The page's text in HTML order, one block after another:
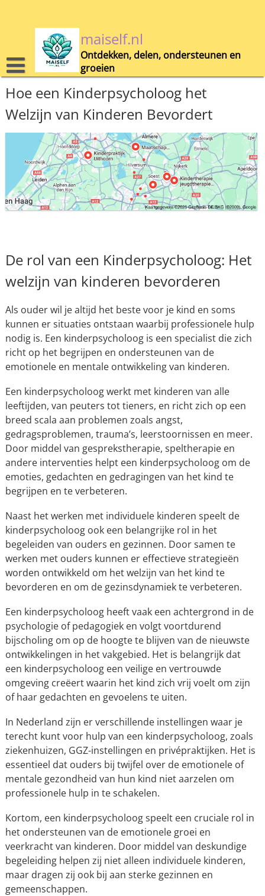
maiself.nl
Ontdekken, delen, ondersteunen en
groeien
Hoe een Kinderpsycholoog het
Welzijn van Kinderen Bevordert
De rol van een Kinderpsycholoog: Het
welzijn van kinderen bevorderen
Als ouder wil je altijd het beste voor je kind en soms
kunnen er situaties ontstaan waarbij professionele hulp
nodig is. Een kinderpsycholoog is een specialist die zich
richt op het begrijpen en ondersteunen van de
emotionele en mentale ontwikkeling van kinderen.
Een kinderpsycholoog werkt met kinderen van alle
leeftijden, van peuters tot tieners, en richt zich op een
breed scala aan problemen zoals angst,
gedragsproblemen, trauma’s, leerstoornissen en meer.
Door middel van gesprekstherapie, speltherapie en
andere interventies helpt een kinderpsycholoog om de
emoties, gedachten en gedragingen van het kind te
begrijpen en te verbeteren.
Naast het werken met individuele kinderen speelt de
kinderpsycholoog ook een belangrijke rol in het
begeleiden van ouders en gezinnen. Door samen te
werken met ouders kunnen er effectieve strategieën
worden ontwikkeld om het welzijn van het kind te
bevorderen en om de gezinsdynamiek te verbeteren.
Een kinderpsycholoog heeft vaak een achtergrond in de
psychologie of pedagogiek en volgt voortdurend
bijscholing om op de hoogte te blijven van de nieuwste
ontwikkelingen in het vakgebied. Het is belangrijk dat
een kinderpsycholoog een veilige en vertrouwde
omgeving creëert waarin het kind zich vrij voelt om zijn
of haar gedachten en gevoelens te uiten.
In Nederland zijn er verschillende instellingen waar je
terecht kunt voor hulp van een kinderpsycholoog, zoals
ziekenhuizen, GGZ-instellingen en privépraktijken. Het is
essentieel dat ouders bij twijfel over de emotionele of
mentale gezondheid van hun kind niet aarzelen om
professionele hulp in te schakelen.
Kortom, een kinderpsycholoog speelt een cruciale rol in
het ondersteunen van de emotionele groei en
veerkracht van kinderen. Door middel van deskundige
begeleiding helpen zij niet alleen individuele kinderen,
maar dragen zij ook bij aan sterke gezinnen en
gemeenschappen.